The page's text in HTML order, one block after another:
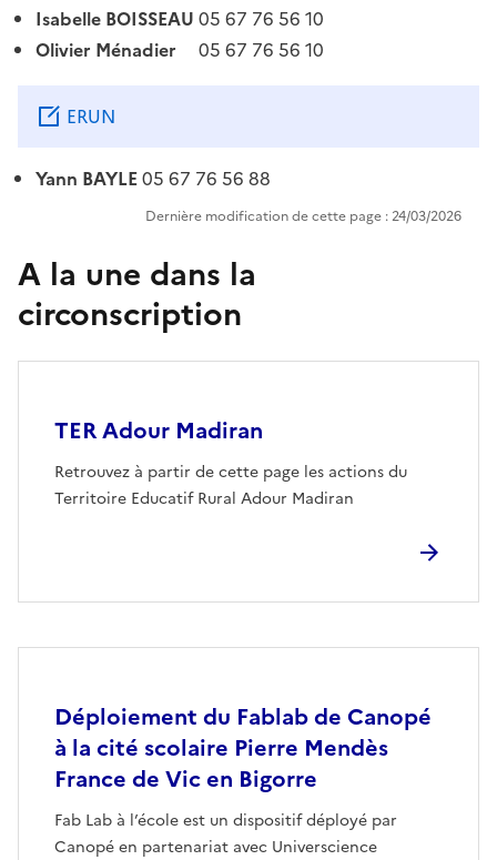
Isabelle BOISSEAU 05 67 76 56 10
Olivier Ménadier 05 67 76 56 10
ERUN
Yann BAYLE05 67 76 56 88
Dernière modification de cette page : 24/03/2026
A la une dans la
circonscription
TER Adour Madiran
Retrouvez à partir de cette page les actions du
Territoire Educatif Rural Adour Madiran
Déploiement du Fablab de Canopé
à la cité scolaire Pierre Mendès
France de Vic en Bigorre
Fab Lab à l’école est un dispositif déployé par
Canopé en partenariat avec Universcience